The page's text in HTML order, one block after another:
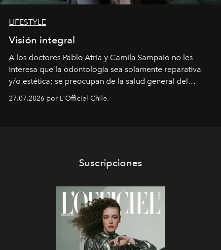
LIFESTYLE
Visión integral
A los doctores Pablo Atria y Camila Sampaio no les
interesa que la odontología sea solamente reparativa
y/o estética; se preocupan de la salud general del
intransable.
27.07.2026 por L'Officiel Chile.
Suscripciones